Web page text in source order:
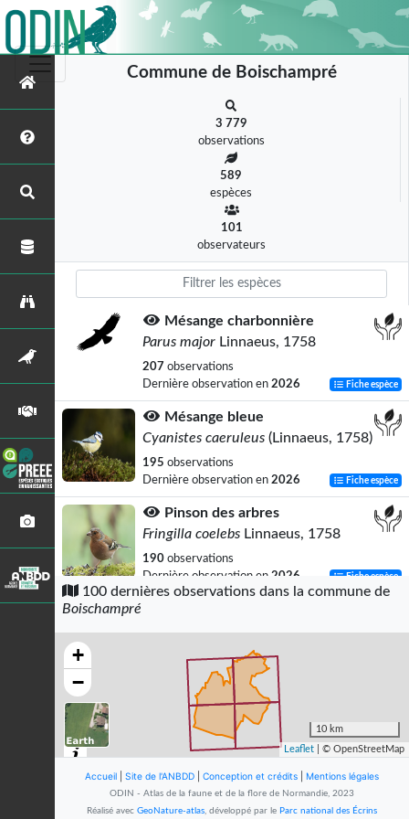
Commune de Boischampré
3 779
observations
589
espèces
101
observateurs
Mésange charbonnière
Parus major Linnaeus, 1758
207 observations
Dernière observation en 2026 Fiche espèce
Mésange bleue
Cyanistes caeruleus (Linnaeus, 1758)
195 observations
Dernière observation en 2026 Fiche espèce
Pinson des arbres
Fringilla coelebs Linnaeus, 1758
190 observations
Dernière observation en 2026 Fiche espèce
Carduelis carduelis(Linnaeus, 1758)
Dernière observation en 2026
Verdier d'Europe
Chloris chloris
(Linnaeus, 1758)
observations
Sittelle torchepot
100 dernières observations dans la commune de
Boischampré
+
−
10 km
Leaflet | © OpenStreetMap
Accueil Site de l'ANBDD Conception et crédits Mentions légales
ODIN - Atlas de la faune et de la flore de Normandie, 2023
Réalisé avec GeoNature-atlas, développé par le Parc national des Écrins